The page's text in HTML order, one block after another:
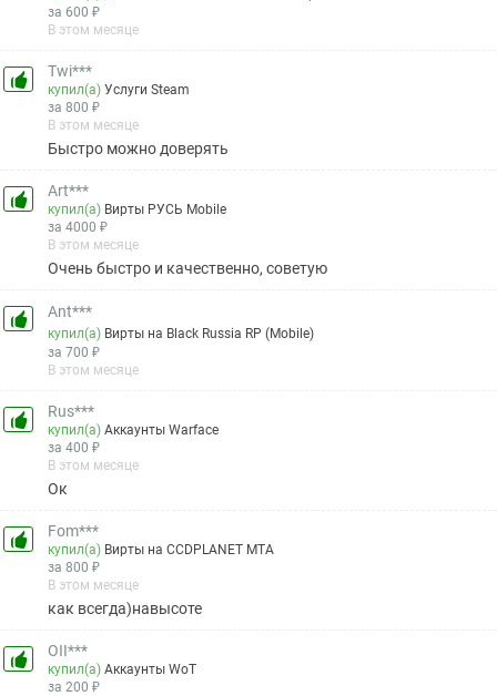
за 600 ₽
В этом месяце
Twi***
купил(а)Услуги Steam
за 800 ₽
В этом месяце
Быстро можно доверять
Art***
купил(а) Вирты РУСЬ Mobile
за 4000 ₽
В этом месяце
Очень быстро и качественно, советую
Ant***
купил(а) Вирты на Black Russia RP (Mobile)
за 700 ₽
В этом месяце
Rus***
купил(а)Аккаунты Warface
за 400 ₽
В этом месяце
Ок
Fom***
купил(а) Вирты на CCDPLANET MTA
за 800 ₽
В этом месяце
как всегда)навысоте
OII***
купил(а)Аккаунты WoT
за 200 ₽